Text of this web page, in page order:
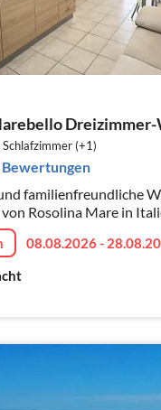
Schlafzimmer (+1)
Bewertungen
familienfreundliche
Rosolina Mare in
der zentralen Lage, ist
08.08.2026 -